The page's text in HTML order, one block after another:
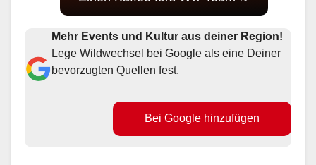
Mehr Events und Kultur aus deiner Region!
Lege Wildwechsel bei Google als eine Deiner
bevorzugten Quellen fest.
Bei Google hinzufügen